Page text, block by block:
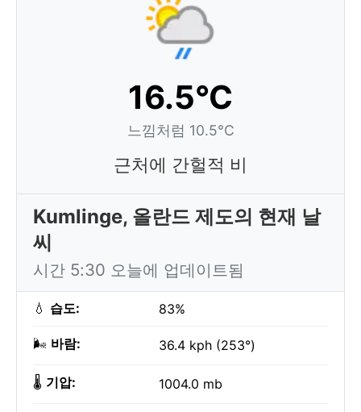
16.5°C
느낌처럼 10.5°C
근처에 간헐적 비
Kumlinge, 올란드 제도의 현재 날
씨
시간 5:30 오늘에 업데이트됨
💧 습도: 83%
🌬️ 바람: 36.4 kph (253°)
🌡️ 기압: 1004.0 mb